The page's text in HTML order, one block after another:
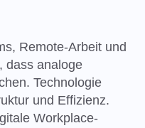
Remote-Arbeit und
dass analoge
Technologie
und Effizienz.
Workplace-